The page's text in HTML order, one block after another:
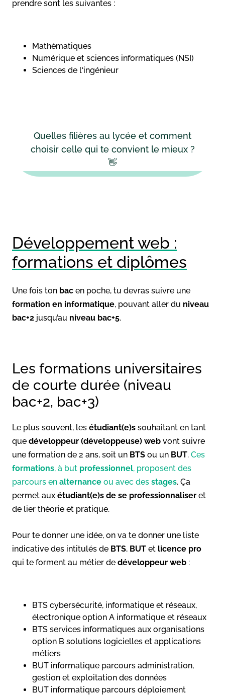
prendre sont les suivantes :
Mathématiques
Numérique et sciences informatiques (NSI)
Sciences de l‘ingénieur
Quelles filières au lycée et comment
choisir celle qui te convient le mieux ?
👋
Développement web :
formations et diplômes
Une fois ton bac en poche, tu devras suivre une
formation en informatique, pouvant aller du niveau
bac+2 jusqu’au niveau bac+5.
Les formations universitaires
de courte durée (niveau
bac+2, bac+3)
Le plus souvent, les étudiant(e)s souhaitant en tant
que développeur (développeuse) web vont suivre
une formation de 2 ans, soit un BTS ou un BUT. Ces
formations, à but professionnel, proposent des
parcours en alternance ou avec des stages. Ça
permet aux étudiant(e)s de se professionnaliser et
de lier théorie et pratique.
Pour te donner une idée, on va te donner une liste
indicative des intitulés de BTS, BUT et licence pro
qui te forment au métier de développeur web :
BTS cybersécurité, informatique et réseaux,
électronique option A informatique et réseaux
BTS services informatiques aux organisations
option B solutions logicielles et applications
métiers
BUT informatique parcours administration,
gestion et exploitation des données
BUT informatique parcours déploiement